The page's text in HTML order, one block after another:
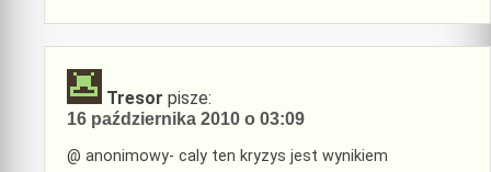
Tresor pisze:
16 października 2010 o 03:09
@ anonimowy- caly ten kryzys jest wynikiem